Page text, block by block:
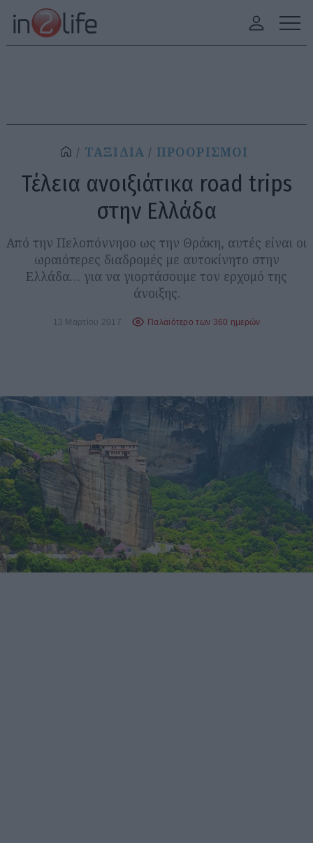
ΤΑΞΙΔΙΑ ΠΡΟΟΡΙΣΜΟΙ
Τέλεια ανοιξιάτικα road trips
στην Ελλάδα
Από την Πελοπόννησο ως την Θράκη, αυτές είναι οι
ωραιότερες διαδρομές με αυτοκίνητο στην
Ελλάδα… για να γιορτάσουμε τον ερχομό της
άνοιξης.
13 Μαρτίου 2017 Παλαιότερο των 360 ημερών